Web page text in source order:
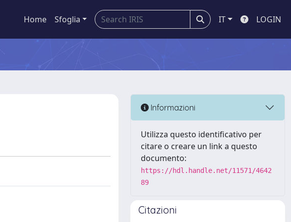
Home Sfoglia IT LOGIN
Informazioni
Utilizza questo identificativo per
citare o creare un link a questo
documento:
https://hdl.handle.net/11571/4642
89
Citazioni